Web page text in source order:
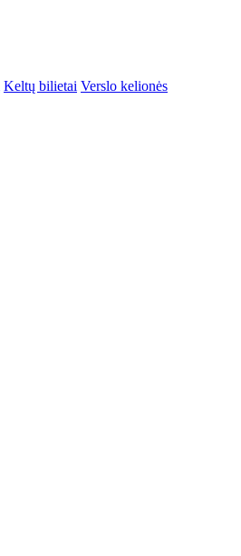
Keltų bilietai Verslo kelionės